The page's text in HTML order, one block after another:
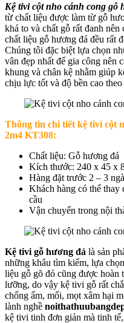
Kệ tivi cột nho cánh cong gỗ
từ chất liệu được làm từ gỗ
khá to và chất gỗ rất đanh
chất liệu gỗ hương đá đều rất
Chúng tôi đặc biệt lựa chọn
vân đẹp nhất để gia công nên
khung và chân kệ nhằm giúp
chịu lực tốt và độ bền cao
Thông tin chi tiết kệ tivi cột
2m4 KT308:
Chất liệu: Gỗ hương đá
Kích thước: 240 x 45 x
Hàng đặt trước 2 – 3
Khách hàng có thể
cầu
Vận chuyển trong nội
Kệ tivi gỗ hương đá là sản
những khâu tìm kiếm, lựa
liệu gỗ gõ đỏ cũng được hoàn
lưỡng, do vậy kệ tivi gỗ rất
chống ẩm, mối, mọt xâm hại
lành nghề
kệ tivi tinh đơn giản mà tinh